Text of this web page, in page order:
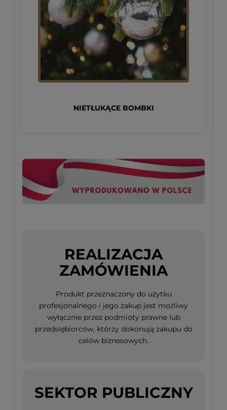
NIETŁUKĄCE BOMBKI
REALIZACJA
ZAMÓWIENIA
Produkt przeznaczony do użytku
profesjonalnego i jego zakup jest możliwy
wyłącznie przez podmioty prawne lub
przedsiębiorców, którzy dokonują zakupu do
celów biznesowych.
SEKTOR PUBLICZNY